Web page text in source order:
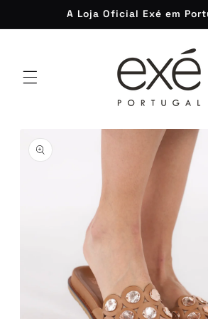
conteúdo
A Loja Oficial Exé em
informação
do produto